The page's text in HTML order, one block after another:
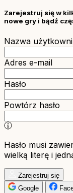
Zarejestruj się w
nowe gry i bądź
Nazwa
Adres e-mail
Hasło
Powtórz hasło
Hasło musi
wielką literę i
Zarejestruj się
Google